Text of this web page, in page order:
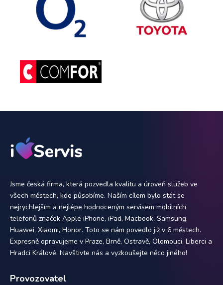
Jsme česká firma, která pozvedla kvalitu a úroveň služeb ve
všech městech, kde působíme. Naším cílem bylo stát se
nejrychlejším a nejlépe hodnoceným servisem mobilních
telefonů značek Apple iPhone, iPad, Macbook, Samsung,
Huawei, Xiaomi, Honor. Toto se nám povedlo již v 6 městech.
Expresně opravujeme v Praze, Brně, Ostravě, Olomouci, Liberci a
Hradci Králové. Navštivte nás a vyzkoušejte něco jiného!
Provozovatel